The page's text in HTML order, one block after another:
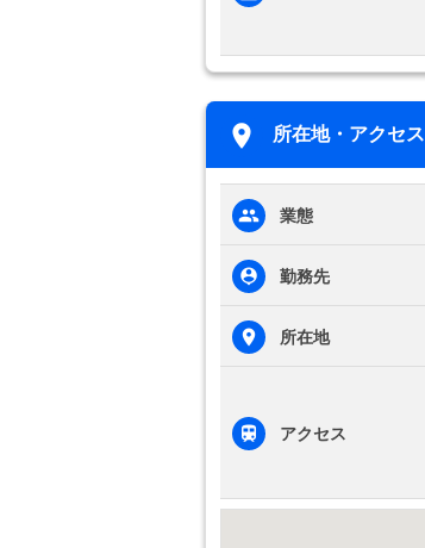
所在地・アクセス
業態
勤務先
所在地
アクセス